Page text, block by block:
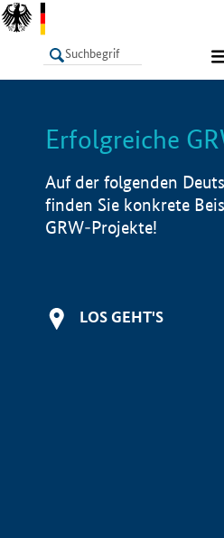
LISTE
Erfolgreiche
Auf der folgenden
finden Sie konkrete
GRW-Projekte!
LOS GEHT'S